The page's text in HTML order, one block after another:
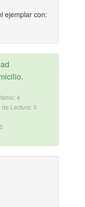
ejemplar con:
4
Lectura: 0